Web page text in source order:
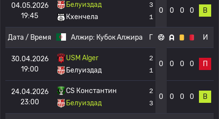
04.05.2026
19:45
Белуиздад
Кхенчела
3
1
0 0 0 0 В
Дата / Время Алжир: Кубок Алжира Г И
30.04.2026
19:00
USM Alger
Белуиздад
2
1
0 0 0 0 П
24.04.2026
23:00
CS Константин
Белуиздад
2
3
0 0 0 0 В